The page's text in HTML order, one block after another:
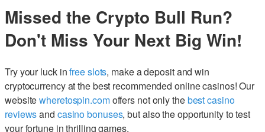
Missed the Crypto Bull Run?
Don't Miss Your Next Big Win!
Try your luck infree slots, make a deposit and win
cryptocurrency at the best recommended online casinos! Our
websitewheretospin.comoffers not only thebest casino
reviewsand casino bonuses, but also the opportunity to test
your fortune in thrilling games.